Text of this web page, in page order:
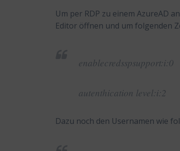
Um per RDP zu einem AzureAD
Editor öffnen und um folgenden
enablecredsspsupport:i:0
autenthication level:i:2
Dazu noch den Usernamen wie